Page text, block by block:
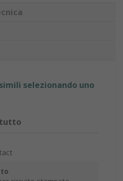
selezionando uno
tutto